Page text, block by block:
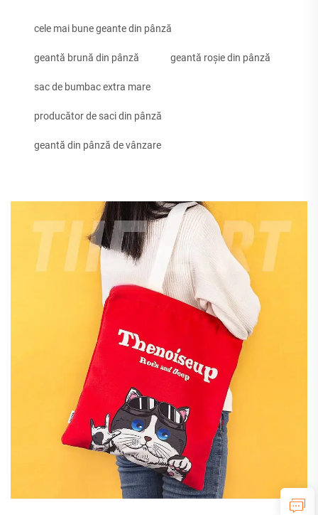
cele mai bune geante din pânză
geantă brună din pânză geantă roșie din pânză
sac de bumbac extra mare
producător de saci din pânză
geantă din pânză de vânzare